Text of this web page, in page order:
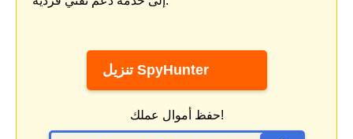
تنزيل SpyHunter
حفظ أموال عملك!